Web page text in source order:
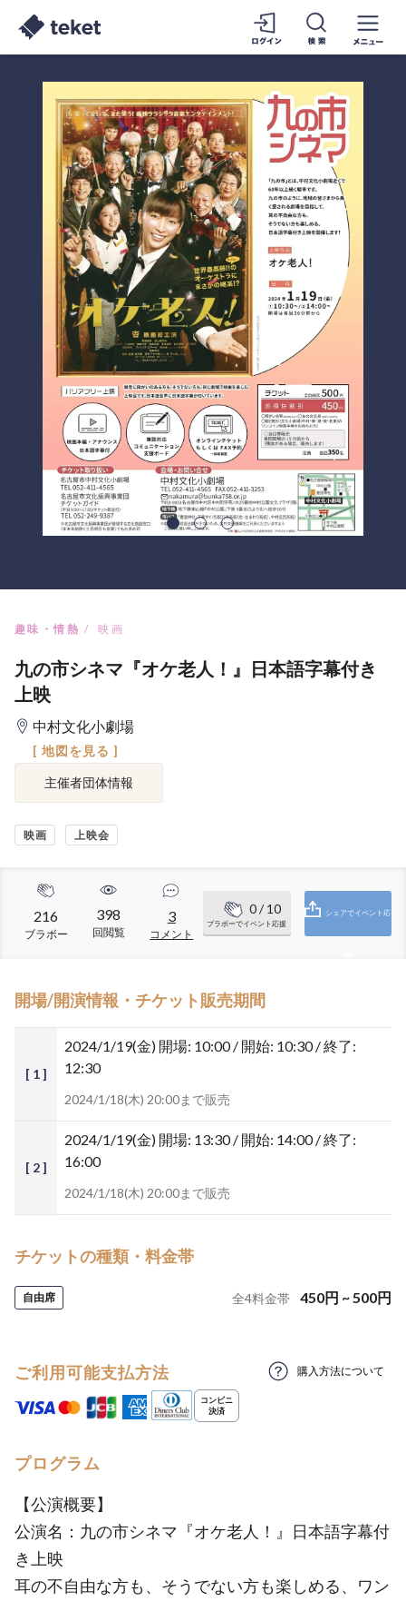
趣味・情熱 映画
九の市シネマ『オケ老人！』日本語字幕付き
上映
中村文化小劇場
[ 地図を見る ]
主催者団体情報
映画 上映会
216
ブラボー
398
回閲覧
3
コメント
0/ 10
ブラボーでイベント応援
シェアでイベント応
開場/開演情報・チケット販売期間
[ 1 ]
2024/1/19(金) 開場: 10:00 / 開始: 10:30 / 終了:
12:30
2024/1/18(木) 20:00まで販売
[ 2 ]
2024/1/19(金) 開場: 13:30 / 開始: 14:00 / 終了:
16:00
2024/1/18(木) 20:00まで販売
チケットの種類・料金帯
自由席 全4料金帯 450円 ~500円
ご利用可能支払方法 購入方法について
プログラム
【公演概要】
公演名：九の市シネマ『オケ老人！』日本語字幕付
き上映
耳の不自由な方も、そうでない方も楽しめる、ワン